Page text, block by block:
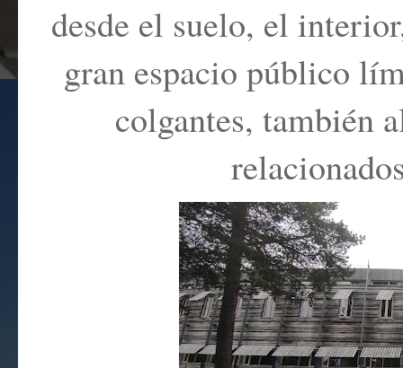
desde el suelo, el
gran espacio público
colgantes, también